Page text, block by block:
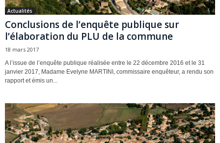
Actualités
Conclusions de l’enquête publique sur
l’élaboration du PLU de la commune
18 mars 2017
A l’issue de l’enquête publique réalisée entre le 22 décembre 2016 et le 31
janvier 2017, Madame Evelyne MARTINI, commissaire enquêteur, a rendu son
rapport et émis un...